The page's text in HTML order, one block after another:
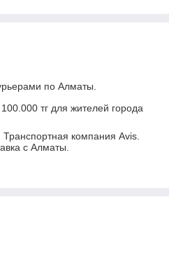
по Алматы.
тг для жителей города
компания Avis.
с Алматы.